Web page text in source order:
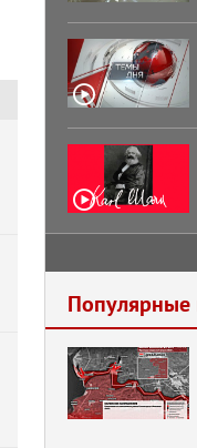
Популярные